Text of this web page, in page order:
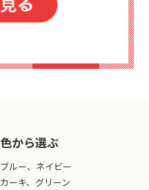
色から選ぶ
ブルー、ネイビー
カーキ、グリーン